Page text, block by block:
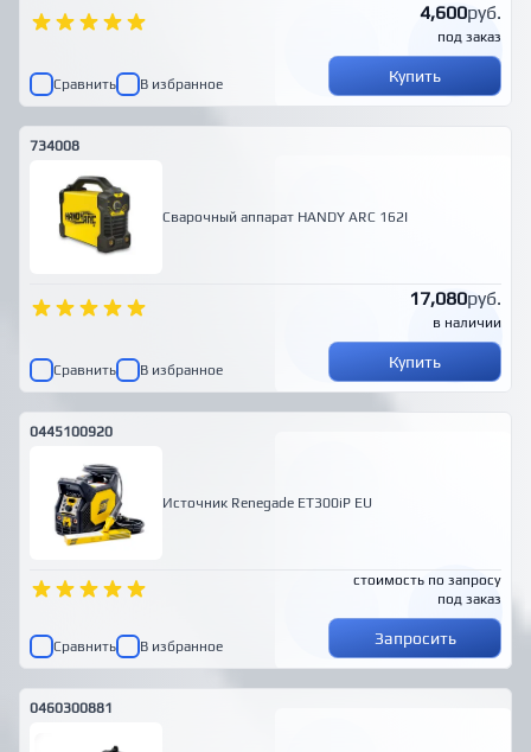
4,600руб.
под заказ
Сравнить В избранное Купить
734008
Сварочный аппарат HANDY ARC 162I
17,080руб.
в наличии
Сравнить В избранное Купить
0445100920
Источник Renegade ET300iP EU
стоимость по запросу
под заказ
Сравнить В избранное Запросить
0460300881